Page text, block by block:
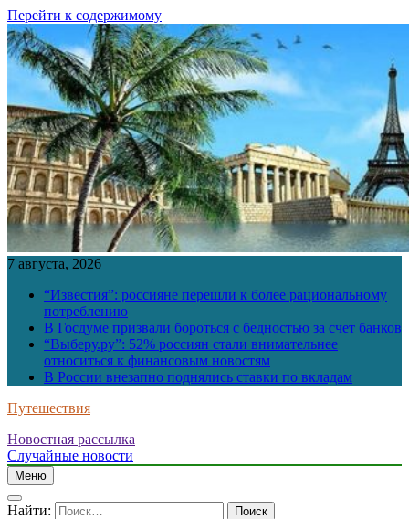
Перейти к содержимому
7 августа, 2026
“Известия”: россияне перешли к более рациональному
потреблению
В Госдуме призвали бороться с бедностью за счет банков
“Выберу.ру”: 52% россиян стали внимательнее
относиться к финансовым новостям
В России внезапно поднялись ставки по вкладам
Путешествия
Новостная рассылка
Случайные новости
Меню
Найти: